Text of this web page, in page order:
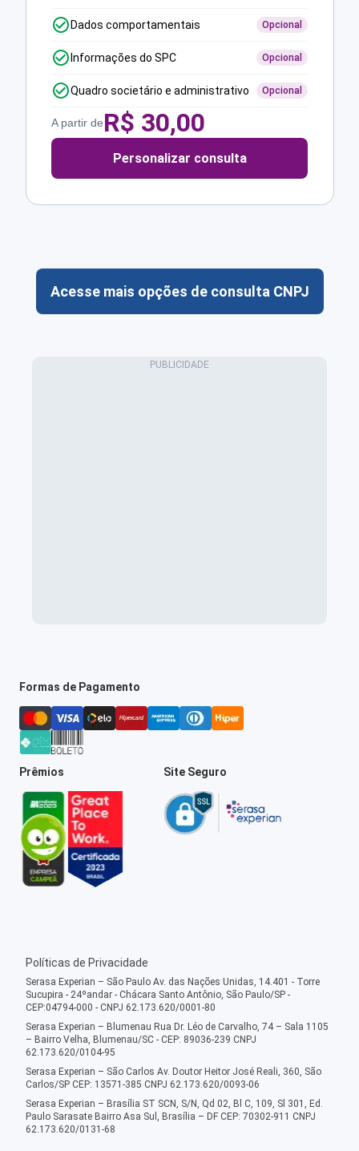
Dados comportamentais Opcional
Informações do SPC Opcional
Quadro societário e administrativo Opcional
A partir deR$ 30,00
Personalizar consulta
Acesse mais opções de consulta CNPJ
Formas de Pagamento
Prêmios Site Seguro
Políticas de Privacidade
Serasa Experian – São Paulo Av. das Nações Unidas, 14.401 - Torre
Sucupira - 24ºandar - Chácara Santo Antônio, São Paulo/SP -
CEP:04794-000 - CNPJ 62.173.620/0001-80
Serasa Experian – Blumenau Rua Dr. Léo de Carvalho, 74 – Sala 1105
– Bairro Velha, Blumenau/SC - CEP: 89036-239 CNPJ
62.173.620/0104-95
Serasa Experian – São Carlos Av. Doutor Heitor José Reali, 360, São
Carlos/SP CEP: 13571-385 CNPJ 62.173.620/0093-06
Serasa Experian – Brasília ST SCN, S/N, Qd 02, Bl C, 109, Sl 301, Ed.
Paulo Sarasate Bairro Asa Sul, Brasília – DF CEP: 70302-911 CNPJ
62.173.620/0131-68